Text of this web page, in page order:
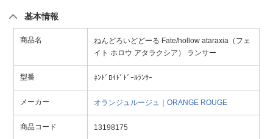
基本情報
商品名
ねんどろいどどーる Fate/hollow ataraxia（フェ
イト ホロウ アタラクシア） ランサー
型番 ﾈﾝﾄﾞﾛｲﾄﾞﾄﾞｰﾙﾗﾝｻｰ
メーカー オランジュルージュ｜ORANGE ROUGE
商品コード 13198175